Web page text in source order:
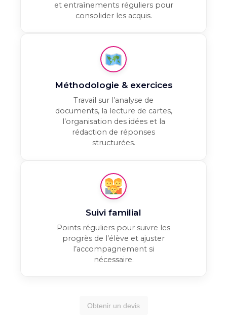
et entraînements réguliers pour
consolider les acquis.
Méthodologie & exercices
Travail sur l’analyse de
documents, la lecture de cartes,
l’organisation des idées et la
rédaction de réponses
structurées.
Suivi familial
Points réguliers pour suivre les
progrès de l’élève et ajuster
l’accompagnement si
nécessaire.
Obtenir un devis